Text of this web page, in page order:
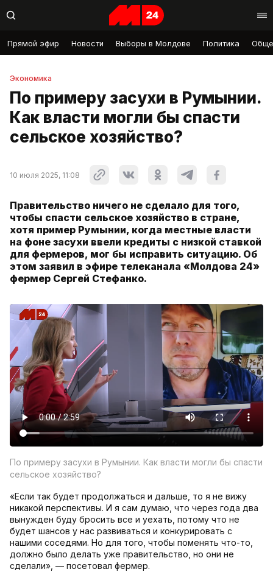
Прямой эфир Новости Выборы в Молдове Политика
Экономика
По примеру засухи в Румынии.
Как власти могли бы спасти
сельское хозяйство?
10 июля 2025, 11:08
Правительство ничего не сделало для того,
чтобы спасти сельское хозяйство в стране,
хотя пример Румынии, когда местные власти
на фоне засухи ввели кредиты с низкой ставкой
для фермеров, мог бы исправить ситуацию. Об
этом заявил в эфире телеканала «Молдова 24»
фермер Сергей Стефанко.
По примеру засухи в Румынии. Как власти могли бы спасти
сельское хозяйство?
«Если так будет продолжаться и дальше, то я не вижу
никакой перспективы. И я сам думаю, что через года два
вынужден буду бросить все и уехать, потому что не
будет шансов у нас развиваться и конкурировать с
нашими соседями. Но для того, чтобы поменять что-то,
должно было делать уже правительство, но они не
сделали», — посетовал фермер.